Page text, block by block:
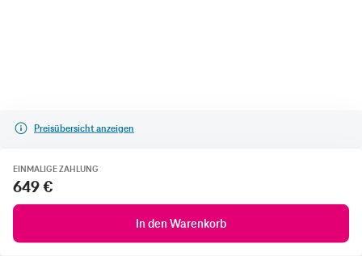
Preisübersicht anzeigen
EINMALIGE ZAHLUNG
649 €
In den Warenkorb